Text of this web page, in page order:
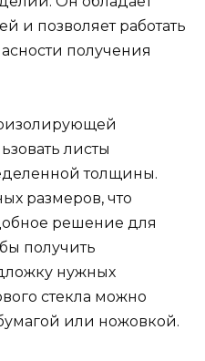
и позволяет работать
получения
листы
толщины.
размеров, что
решение для
получить
нужных
стекла можно
или ножовкой.